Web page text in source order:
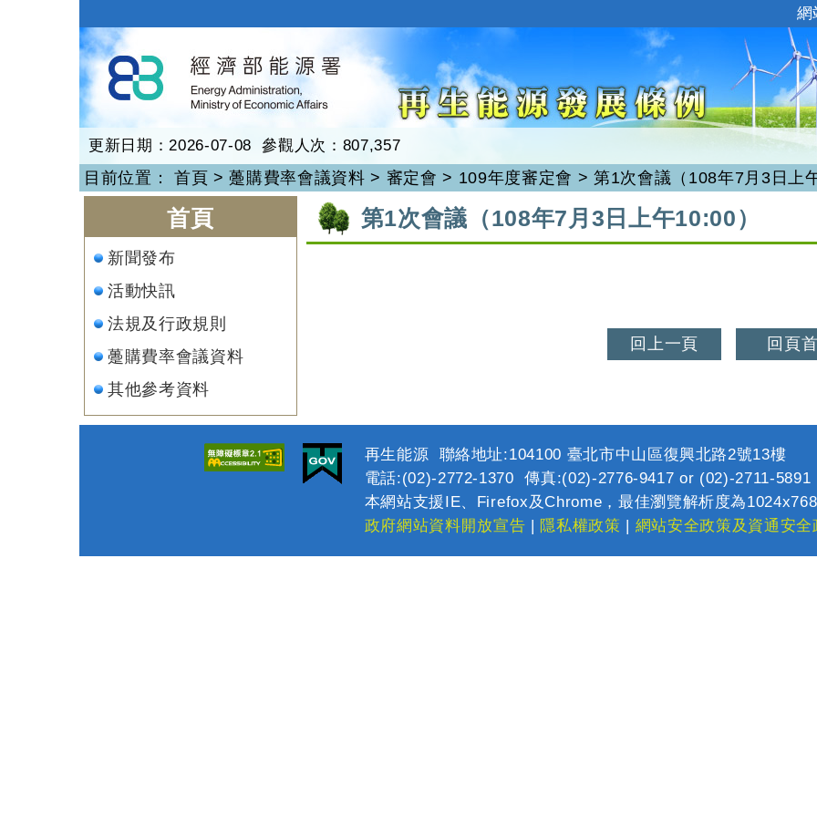
到
主
要
內
容
:::
網
再生能源
更新日期：2026-07-08 參觀人次：807,357
目前位置： 首頁 > 躉購費率會議資料 > 審定會 > 109年度審定會 >第1次會議（108年7月3日上
首頁
新聞發布
活動快訊
法規及行政規則
躉購費率會議資料
其他參考資料
第1次會議（108年7月3日上午10:00）
回上一頁
回頁首
再生能源 聯絡地址:104100 臺北市中山區復興北路2號13樓
電話:(02)-2772-1370 傳真:(02)-2776-9417 or (02)-2711-5891
本網站支援IE、Firefox及Chrome，最佳瀏覽解析度為
政府網站資料開放宣告 | 隱私權政策 | 網站安全政策及資通安全